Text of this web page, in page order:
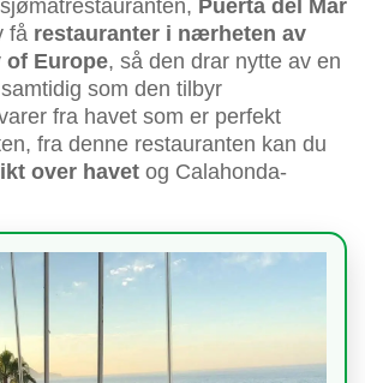
Puerta del Mar
få restauranter i nærheten av
of Europe, så den drar nytte av en
som den tilbyr
fra havet som er perfekt
fra denne restauranten kan du
over havet og Calahonda-